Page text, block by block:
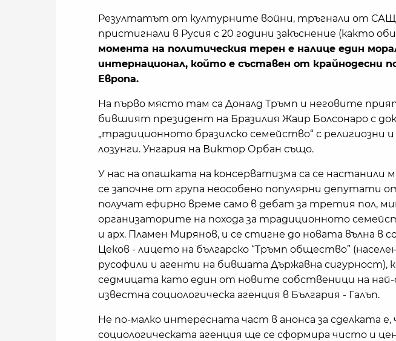
Резултатът от културните войни, тръгнали от САЩ
пристигнали в Русия с 20 години закъснение (както
момента на политическия терен е налице един
интернационал, който е съставен от крайнодесни
Европа.
На първо място там са Доналд Тръмп и неговите
бившият президент на Бразилия Жаир Болсонаро с
„традиционното бразилско семейство“ с религиозни
лозунги. Унгария на Виктор Орбан също.
У нас на опашката на консерватизма са се настанили
се започне от група неособено популярни депутати
получат ефирно време само в дебат за третия пол,
организаторите на похода за традиционното
и арх. Пламен Мирянов, и се стигне до новата вълна в
Цеков - лицето на българско “Тръмп общество”
русофили и агенти на бившата Държавна сигурност),
седмицата като един от новите собственици на
известна социологическа агенция в България - Галъп.
Не по-малко интересната част в анонса за сделката е,
социологическата агенция ще се сформира чисто и